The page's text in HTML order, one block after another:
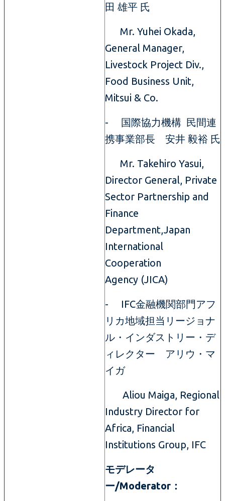
田 雄平 氏
Mr. Yuhei Okada,
General Manager,
Livestock Project Div.,
Food Business Unit,
Mitsui & Co.
- 国際協力機構 民間連
携事業部長 安井 毅裕 氏
Mr. Takehiro Yasui,
Director General, Private
Sector Partnership and
Finance
Department,Japan
International
Cooperation
Agency (JICA)
- IFC金融機関部門アフ
リカ地域担当リージョナ
ル・インダストリー・デ
ィレクター アリウ・マ
イガ
Aliou Maiga, Regional
Industry Director for
Africa, Financial
Institutions Group, IFC
モデレータ
ー/Moderator：